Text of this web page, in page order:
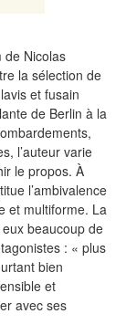
de Nicolas
la sélection de
et fusain
de Berlin à la
l’auteur varie
le propos. À
l’ambivalence
et multiforme. La
beaucoup de
: « plus
bien
et
avec ses